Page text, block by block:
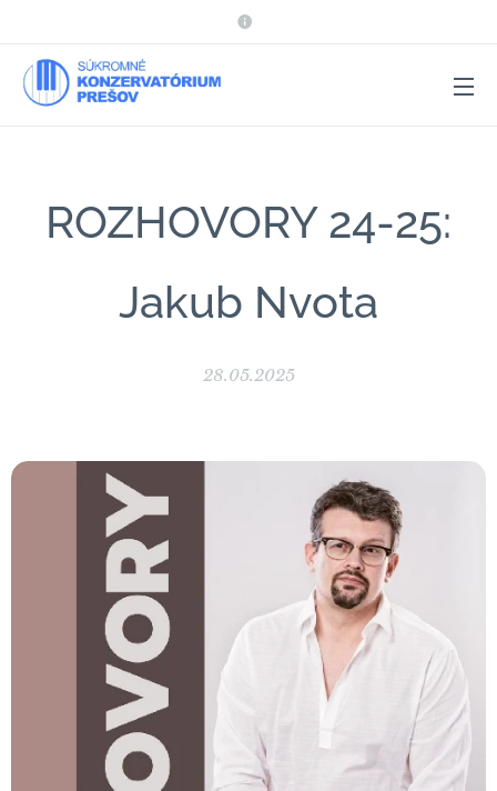
ROZHOVORY 24-25:
Jakub Nvota
28.05.2025